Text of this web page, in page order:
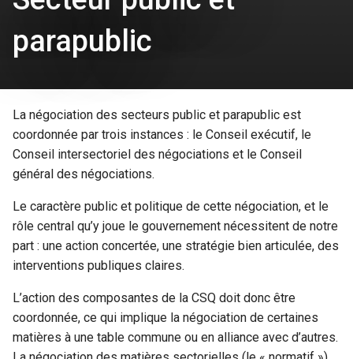
parapublic
La négociation des secteurs public et parapublic est
coordonnée par trois instances : le Conseil exécutif, le
Conseil intersectoriel des négociations et le Conseil
général des négociations.
Le caractère public et politique de cette négociation, et le
rôle central qu’y joue le gouvernement nécessitent de notre
part : une action concertée, une stratégie bien articulée, des
interventions publiques claires.
L’action des composantes de la CSQ doit donc être
coordonnée, ce qui implique la négociation de certaines
matières à une table commune ou en alliance avec d’autres.